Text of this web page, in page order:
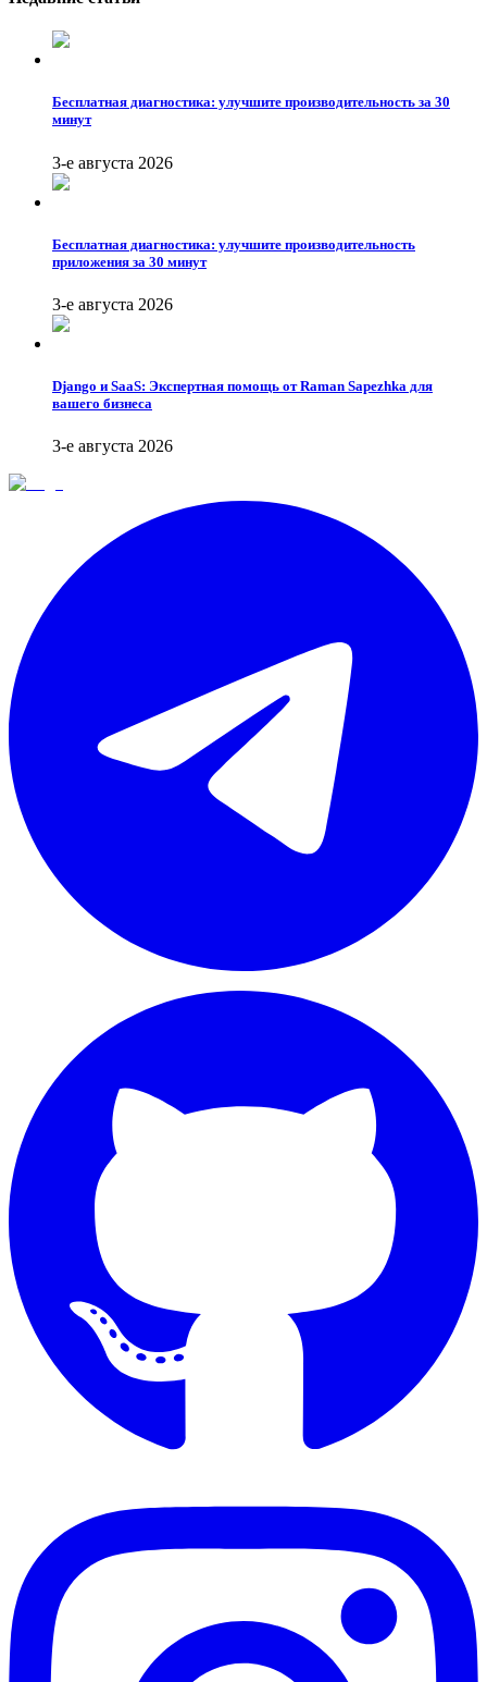
Бесплатная диагностика: улучшите производительность за 30
минут
3-е августа 2026
Бесплатная диагностика: улучшите производительность
приложения за 30 минут
3-е августа 2026
Django и SaaS: Экспертная помощь от Raman Sapezhka для
вашего бизнеса
3-е августа 2026